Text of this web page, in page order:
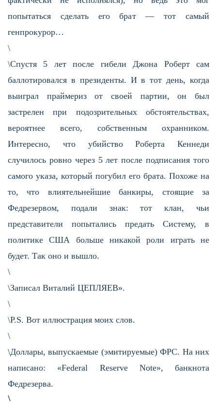
попытаться сделать его брат — тот самый
генпрокурор…
\
\Спустя 5 лет после гибели Джона Роберт сам
баллотировался в президенты. И в тот день, когда
выиграл праймериз от своей партии, он был
застрелен при подозрительных обстоятельствах,
вероятнее всего, собственным охранником.
Интересно, что убийство Роберта Кеннеди
случилось ровно через 5 лет после подписания того
самого указа, который погубил его брата. Похоже на
то, что влиятельнейшие банкиры, стоящие за
Федрезервом, подали знак: тот клан, чьи
представители попытались предать Систему, в
политике США больше никакой роли играть не
будет. Так оно и вышло.
\
\Записал Виталий ЦЕПЛЯЕВ».
\
\P.S. Вот иллюстрация моих слов.
\
\Доллары, выпускаемые (эмитируемые) ФРС. На них
написано: «Federal Reserve Note», банкнота
Федрезерва.
\